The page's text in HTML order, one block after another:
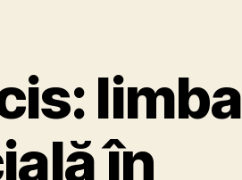
limba
în